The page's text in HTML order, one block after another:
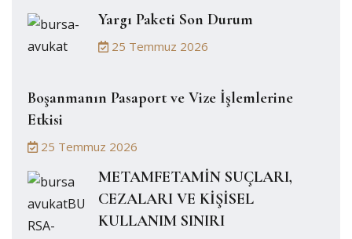
Yargı Paketi Son Durum
25 Temmuz 2026
Boşanmanın Pasaport ve Vize İşlemlerine
Etkisi
25 Temmuz 2026
METAMFETAMİN SUÇLARI,
CEZALARI VE KİŞİSEL
KULLANIM SINIRI